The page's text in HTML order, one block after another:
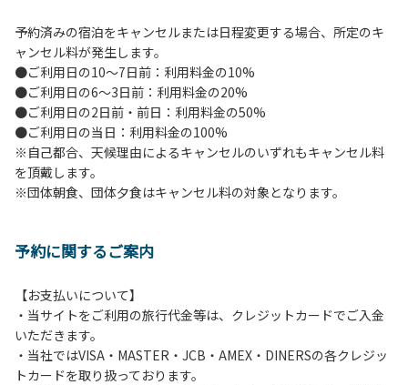
予約済みの宿泊をキャンセルまたは日程変更する場合、所定のキ
ャンセル料が発生します。
●ご利用日の10～7日前：利用料金の10%
●ご利用日の6～3日前：利用料金の20%
●ご利用日の2日前・前日：利用料金の50%
●ご利用日の当日：利用料金の100%
※自己都合、天候理由によるキャンセルのいずれもキャンセル料
を頂戴します。
※団体朝食、団体夕食はキャンセル料の対象となります。
予約に関するご案内
【お支払いについて】
・当サイトをご利用の旅行代金等は、クレジットカードでご入金
いただきます。
・当社ではVISA・MASTER・JCB・AMEX・DINERSの各クレジッ
トカードを取り扱っております。